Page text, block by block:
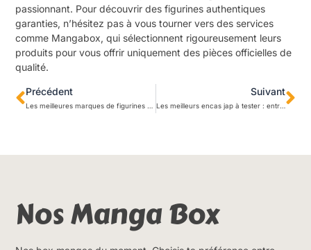
passionnant. Pour découvrir des figurines authentiques
garanties, n’hésitez pas à vous tourner vers des services
comme Mangabox, qui sélectionnent rigoureusement leurs
produits pour vous offrir uniquement des pièces officielles de
qualité.
Précédent Suivant
Les meilleurs encas jap à tester : entre délices de rue et friandises kawaii
Nos Manga Box